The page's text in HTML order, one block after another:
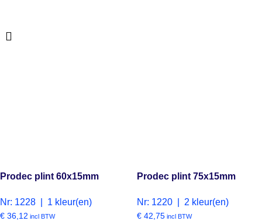
Prodec plint 60x15mm
Nr: 1228 | 1 kleur(en)
€ 36,12 incl BTW
Prodec plint 75x15mm
Nr: 1220 | 2 kleur(en)
€ 42,75 incl BTW